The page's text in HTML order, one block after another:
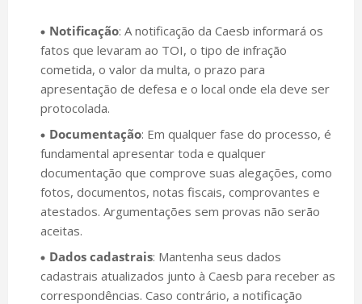
Notificação: A notificação da Caesb informará os
fatos que levaram ao TOI, o tipo de infração
cometida, o valor da multa, o prazo para
apresentação de defesa e o local onde ela deve ser
protocolada.
Documentação: Em qualquer fase do processo, é
fundamental apresentar toda e qualquer
documentação que comprove suas alegações, como
fotos, documentos, notas fiscais, comprovantes e
atestados. Argumentações sem provas não serão
aceitas.
Dados cadastrais: Mantenha seus dados
cadastrais atualizados junto à Caesb para receber as
correspondências. Caso contrário, a notificação